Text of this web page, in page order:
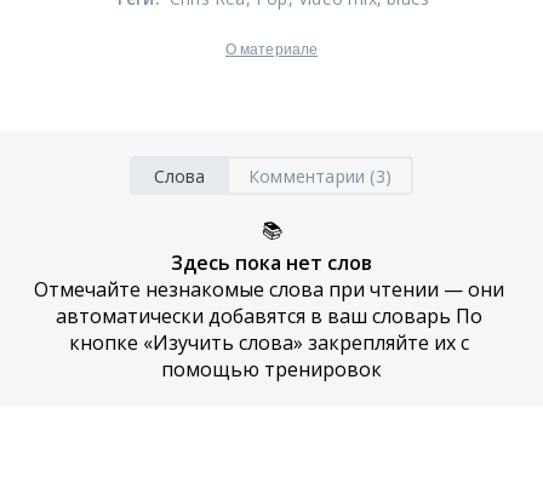
О материале
Слова Комментарии (3)
📚
Здесь пока нет слов
Отмечайте незнакомые слова при чтении — они
автоматически добавятся в ваш словарь По
кнопке «Изучить слова» закрепляйте их с
помощью тренировок